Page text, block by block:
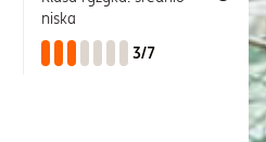
konto
niska
3/7